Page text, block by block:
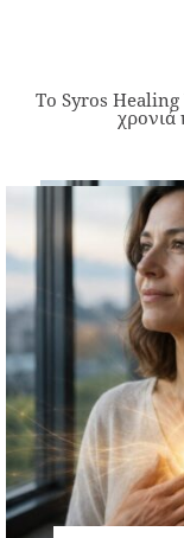
Το Syros Healing
χρονιά